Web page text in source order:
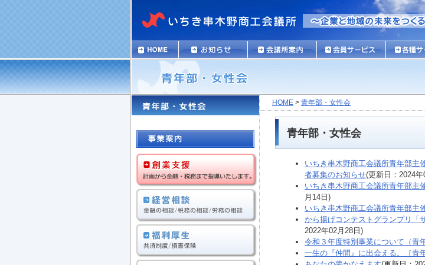
HOME > 青年部・女性会
青年部・女性会
いちき串木野商工会議所青年部
者募集のお知らせ(更新日：2024
いちき串木野商工会議所青年部
月14日)
いちき串木野商工会議所青年部
から揚げコンテストグランプリ「
2022年02月28日)
令和３年度特別事業について（青
一生の『仲間』に出会える。［青